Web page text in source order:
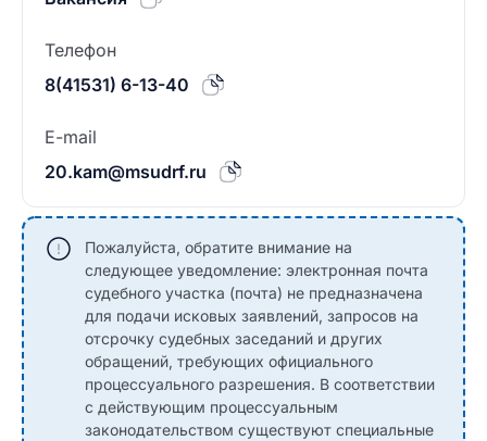
Телефон
8(41531) 6-13-40
E-mail
20.kam@msudrf.ru
Пожалуйста, обратите внимание на
следующее уведомление: электронная почта
судебного участка (почта) не предназначена
для подачи исковых заявлений, запросов на
отсрочку судебных заседаний и других
обращений, требующих официального
процессуального разрешения. В соответствии
с действующим процессуальным
законодательством существуют специальные